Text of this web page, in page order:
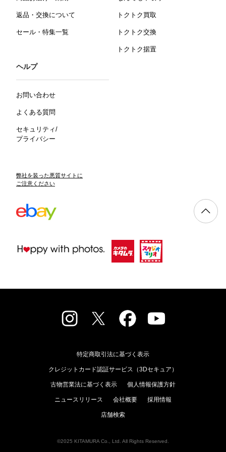
返品・交換について
セール・特集一覧
トクトク買取
トクトク交換
トクトク据置
ヘルプ
お問い合わせ
よくある質問
セキュリティ/
プライバシー
弊社を装った悪質サイトに
ご注意ください
特定商取引法に基づく表示
クレジットカード認証サービス（3Dセキュア）
古物営業法に基づく表示 個人情報保護方針
ニュースリリース 会社概要 採用情報
店舗検索
©2025 KITAMURA Co., Ltd. All Rights Reserved.